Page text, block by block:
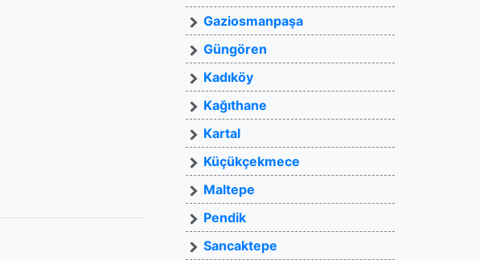
Gaziosmanpaşa
Güngören
Kadıköy
Kağıthane
Kartal
Küçükçekmece
Maltepe
Pendik
Sancaktepe